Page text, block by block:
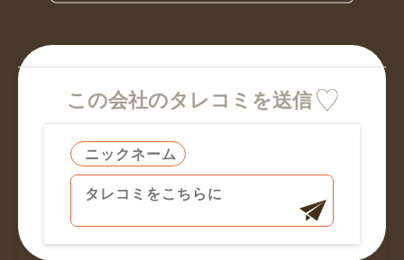
この会社のタレコミを送信